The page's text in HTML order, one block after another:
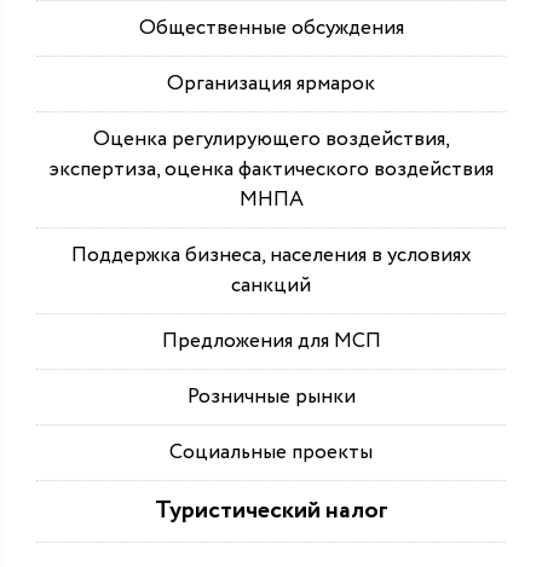
Общественные обсуждения
Организация ярмарок
Оценка регулирующего воздействия,
экспертиза, оценка фактического воздействия
МНПА
Поддержка бизнеса, населения в условиях
санкций
Предложения для МСП
Розничные рынки
Социальные проекты
Туристический налог